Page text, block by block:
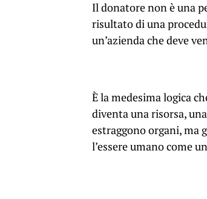
Il donatore non è una
risultato di una
un’azienda che deve
È la medesima logica
diventa una risorsa,
estraggono organi, ma
l’essere umano come